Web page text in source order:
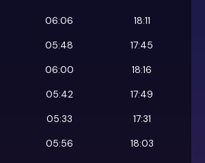
06:06
18:11
05:48
17:45
06:00
18:16
05:42
17:49
05:33
17:31
05:56
18:03